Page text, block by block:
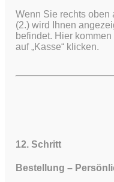
Wenn Sie rechts oben
(2.) wird Ihnen
befindet. Hier
auf „Kasse“ klicken.
12. Schritt
Bestellung –